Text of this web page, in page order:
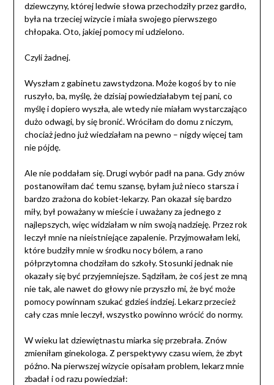
dziewczyny, której ledwie słowa przechodziły przez gardło,
była na trzeciej wizycie i miała swojego pierwszego
chłopaka. Oto, jakiej pomocy mi udzielono.
Czyli żadnej.
Wyszłam z gabinetu zawstydzona. Może kogoś by to nie
ruszyło, ba, myślę, że dzisiaj powiedziałabym tej pani, co
myślę i dopiero wyszła, ale wtedy nie miałam wystarczająco
dużo odwagi, by się bronić. Wróciłam do domu z niczym,
chociaż jedno już wiedziałam na pewno – nigdy więcej tam
nie pójdę.
Ale nie poddałam się. Drugi wybór padł na pana. Gdy znów
postanowiłam dać temu szansę, byłam już nieco starsza i
bardzo zrażona do kobiet-lekarzy. Pan okazał się bardzo
miły, był poważany w mieście i uważany za jednego z
najlepszych, więc widziałam w nim swoją nadzieję. Przez rok
leczył mnie na nieistniejące zapalenie. Przyjmowałam leki,
które budziły mnie w środku nocy bólem, a rano
półprzytomna chodziłam do szkoły. Stosunki jednak nie
okazały się być przyjemniejsze. Sądziłam, że coś jest ze mną
nie tak, ale nawet do głowy nie przyszło mi, że być może
pomocy powinnam szukać gdzieś indziej. Lekarz przecież
cały czas mnie leczył, wszystko powinno wrócić do normy.
W wieku lat dziewiętnastu miarka się przebrała. Znów
zmieniłam ginekologa. Z perspektywy czasu wiem, że zbyt
późno. Na pierwszej wizycie opisałam problem, lekarz mnie
zbadał i od razu powiedział: